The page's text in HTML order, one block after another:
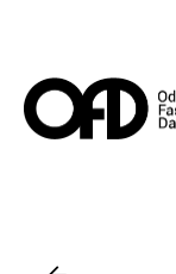
content